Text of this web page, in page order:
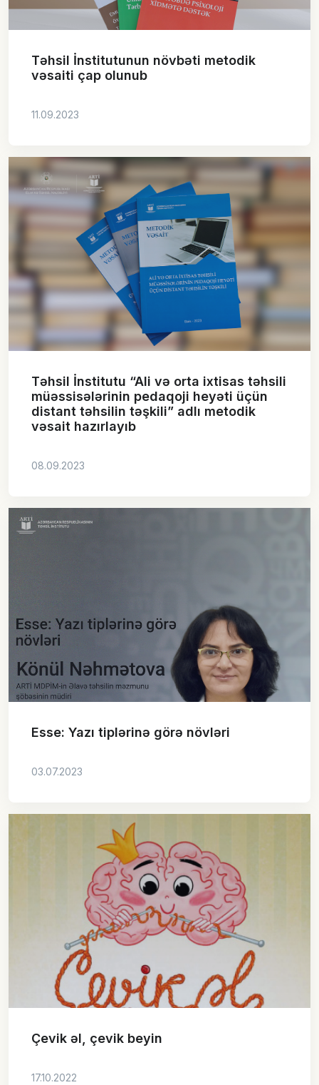
Təhsil İnstitutunun növbəti metodik
vəsaiti çap olunub
11.09.2023
Təhsil İnstitutu “Ali və orta ixtisas təhsili
müəssisələrinin pedaqoji heyəti üçün
distant təhsilin təşkili” adlı metodik
vəsait hazırlayıb
08.09.2023
Esse: Yazı tiplərinə görə növləri
03.07.2023
Çevik əl, çevik beyin
17.10.2022